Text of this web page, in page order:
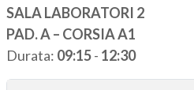
SALA LABORATORI 2
PAD. A – CORSIA A1
Durata: 09:15- 12:30